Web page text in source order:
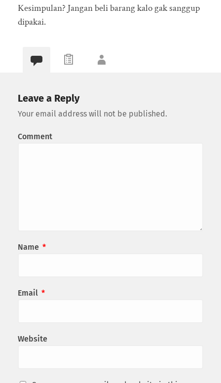
Kesimpulan? Jangan beli barang kalo gak sanggup
dipakai.
Leave a Reply
Your email address will not be published.
Comment
Name *
Email *
Website